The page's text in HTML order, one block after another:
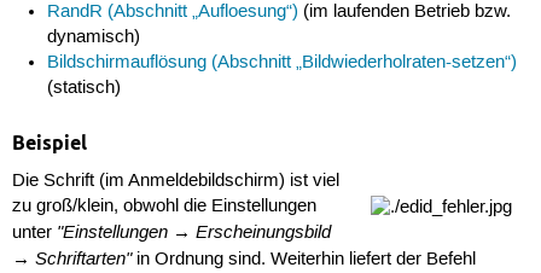
RandR (Abschnitt „Aufloesung“) (im laufenden Betrieb bzw.
dynamisch)
Bildschirmauflösung (Abschnitt „Bildwiederholraten-setzen“)
(statisch)
Beispiel
Die Schrift (im Anmeldebildschirm) ist viel
zu groß/klein, obwohl die Einstellungen
unter "Einstellungen → Erscheinungsbild
→ Schriftarten"in Ordnung sind. Weiterhin liefert der Befehl